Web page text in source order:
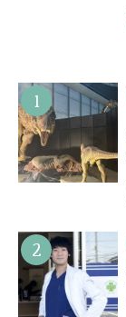
1
2